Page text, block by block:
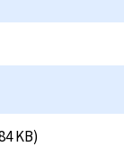
KB)